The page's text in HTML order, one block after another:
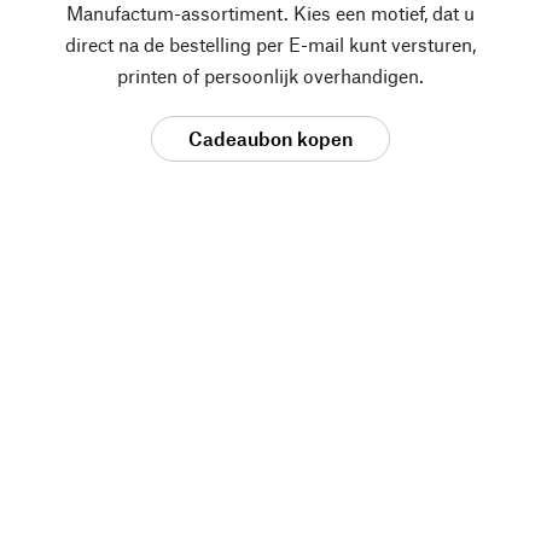
Manufactum-assortiment. Kies een motief, dat u
direct na de bestelling per E-mail kunt versturen,
printen of persoonlijk overhandigen.
Cadeaubon kopen